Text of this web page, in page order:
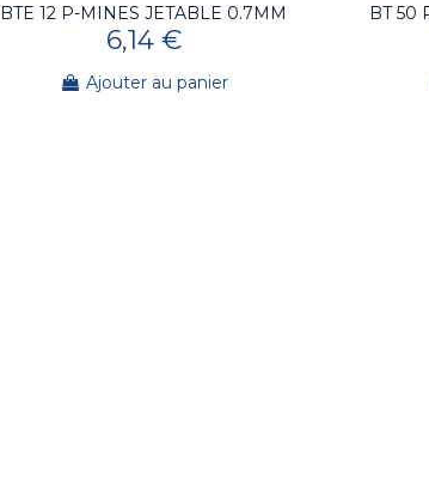
BTE 12 P-MINES JETABLE 0.7MM
6,14 €
Ajouter au panier
BT 50